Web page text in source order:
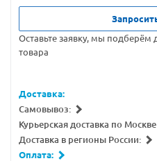
Оставьте заявку, мы подберём
товара
Доставка:
Самовывоз:
Курьерская доставка по
Доставка в регионы России:
Оплата: